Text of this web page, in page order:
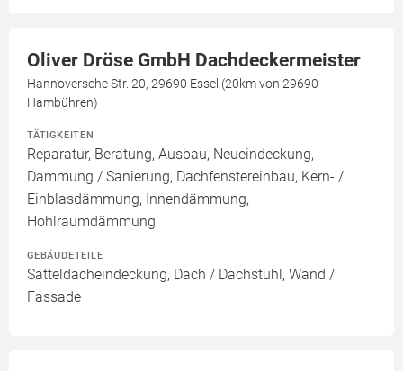
Oliver Dröse GmbH Dachdeckermeister
Hannoversche Str. 20, 29690 Essel (20km von 29690
Hambühren)
TÄTIGKEITEN
Reparatur, Beratung, Ausbau, Neueindeckung,
Dämmung / Sanierung, Dachfenstereinbau, Kern- /
Einblasdämmung, Innendämmung,
Hohlraumdämmung
GEBÄUDETEILE
Satteldacheindeckung, Dach / Dachstuhl, Wand /
Fassade